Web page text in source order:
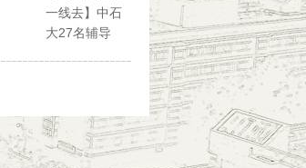
一线去】中石
大27名辅导